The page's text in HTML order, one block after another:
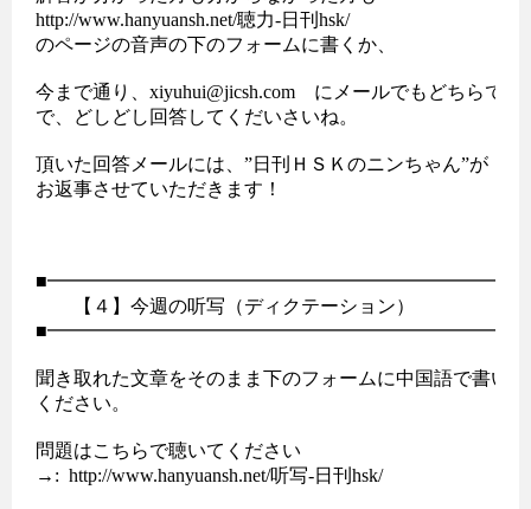
http://www.hanyuansh.net/聴力-日刊hsk/
のページの音声の下のフォームに書くか、
今まで通り、xiyuhui@jicsh.com　にメールでもどちらでも
で、どしどし回答してくだいさいね。
頂いた回答メールには、”日刊ＨＳＫのニンちゃん”が
お返事させていただきます！
【４】今週の听写（ディクテーション）
聞き取れた文章をそのまま下のフォームに中国語で書い
ください。
問題はこちらで聴いてください
→:  http://www.hanyuansh.net/听写-日刊hsk/